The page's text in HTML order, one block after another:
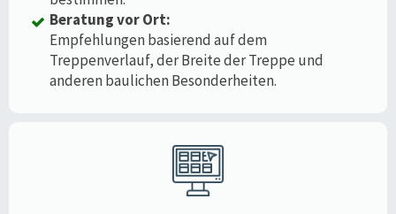
Beratung vor Ort:
Empfehlungen basierend auf dem
Treppenverlauf, der Breite der Treppe und
anderen baulichen Besonderheiten.